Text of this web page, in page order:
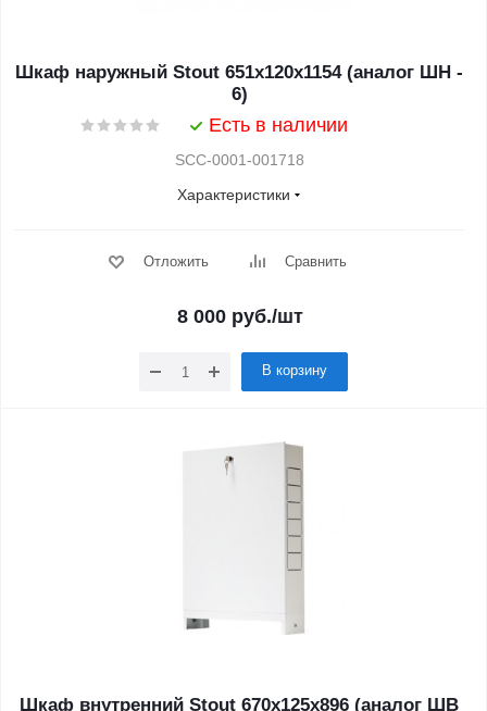
Шкаф наружный Stout 651x120x1154 (аналог ШН -
6)
Есть в наличии
SCC-0001-001718
Характеристики
Отложить Сравнить
8 000руб./шт
В корзину
Шкаф внутренний Stout 670x125x896 (аналог ШВ